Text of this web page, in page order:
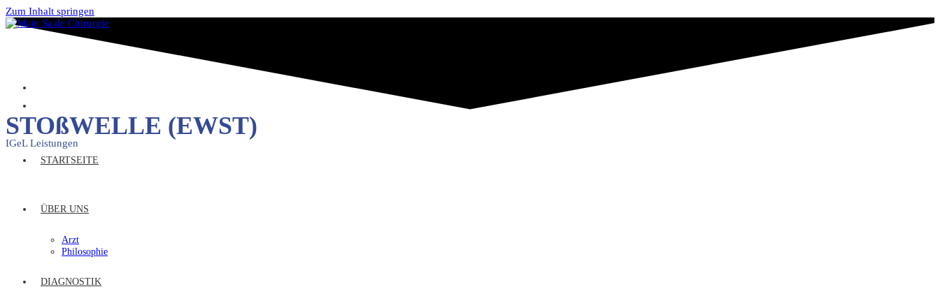
Zum Inhalt springen
STARTSEITE
ÜBER UNS
Arzt
Philosophie
DIAGNOSTIK
STOßWELLE (EWST)
IGeL Leistungen